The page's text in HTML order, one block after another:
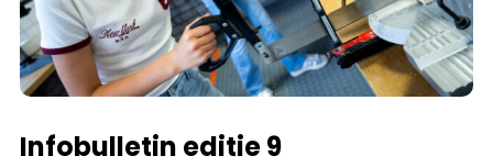
Infobulletin editie 9